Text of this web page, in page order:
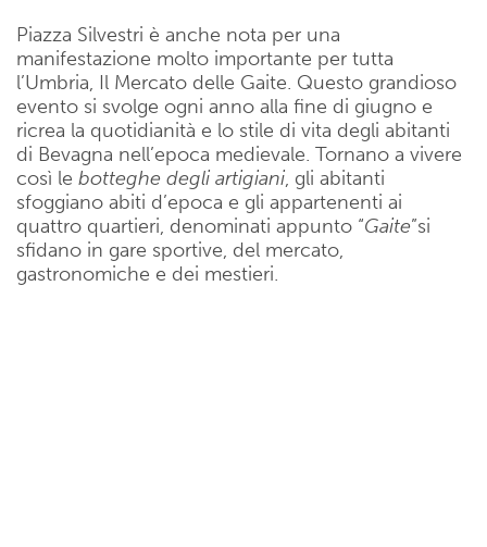
Piazza Silvestri è anche nota per una
manifestazione molto importante per tutta
l’Umbria, Il Mercato delle Gaite. Questo grandioso
evento si svolge ogni anno alla fine di giugno e
ricrea la quotidianità e lo stile di vita degli abitanti
di Bevagna nell’epoca medievale. Tornano a vivere
così le botteghe degli artigiani, gli abitanti
sfoggiano abiti d’epoca e gli appartenenti ai
quattro quartieri, denominati appunto “Gaite”si
sfidano in gare sportive, del mercato,
gastronomiche e dei mestieri.